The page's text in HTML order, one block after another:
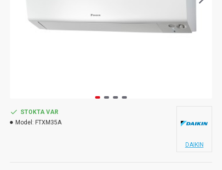
STOKTA VAR
Model: FTXM35A
DAIKIN